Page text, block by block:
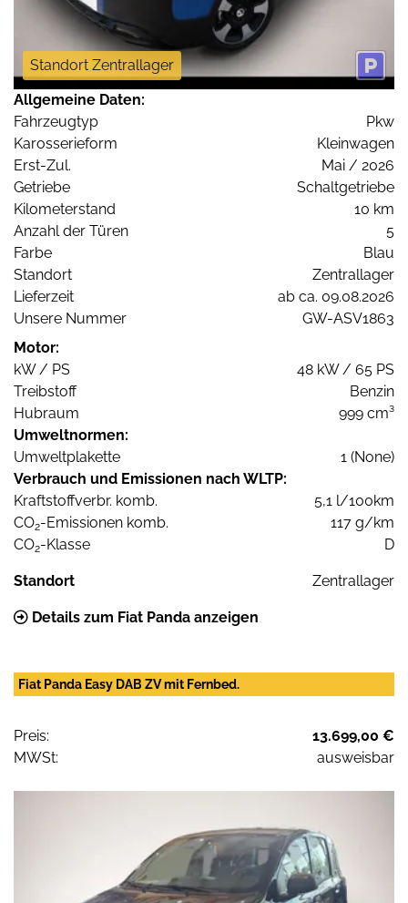
Standort Zentrallager
Allgemeine Daten:
Fahrzeugtyp
Pkw
Karosserieform
Kleinwagen
Erst-Zul.
Mai / 2026
Getriebe
Schaltgetriebe
Kilometerstand
10 km
Anzahl der Türen
5
Farbe
Blau
Standort
Zentrallager
Lieferzeit
ab ca. 09.08.2026
Unsere Nummer
GW-ASV1863
Motor:
kW / PS
48 kW / 65 PS
Treibstoff
Benzin
Hubraum
999 cm³
Umweltnormen:
Umweltplakette
1 (None)
Verbrauch und Emissionen nach WLTP:
Kraftstoffverbr. komb.
5,1 l/100km
CO2-Emissionen komb.
117 g/km
CO2-Klasse D
Standort Zentrallager
Details zum Fiat Panda anzeigen
Fiat Panda Easy DAB ZV mit Fernbed.
Preis:
13.699,00 €
MWSt:
ausweisbar